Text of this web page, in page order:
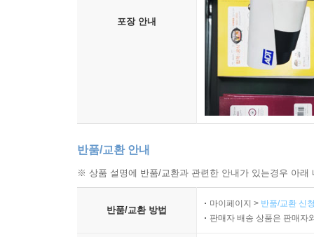
포장 안내
반품/교환 안내
※ 상품 설명에 반품/교환과 관련한 안내가 있는경우 아
반품/교환 방법
마이페이지 > 반품/교환 신
판매자 배송 상품은 판매자